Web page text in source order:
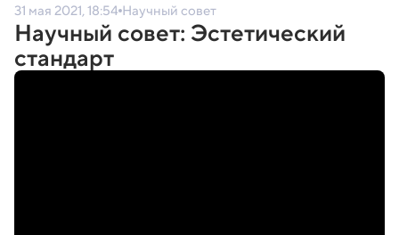
31 мая 2021, 18:54 Научный совет
Научный совет: Эстетический
стандарт